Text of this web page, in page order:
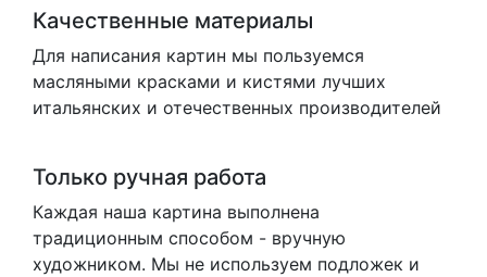
Качественные материалы
Для написания картин мы пользуемся
масляными красками и кистями лучших
итальянских и отечественных производителей
Только ручная работа
Каждая наша картина выполнена
традиционным способом - вручную
художником. Мы не используем подложек и